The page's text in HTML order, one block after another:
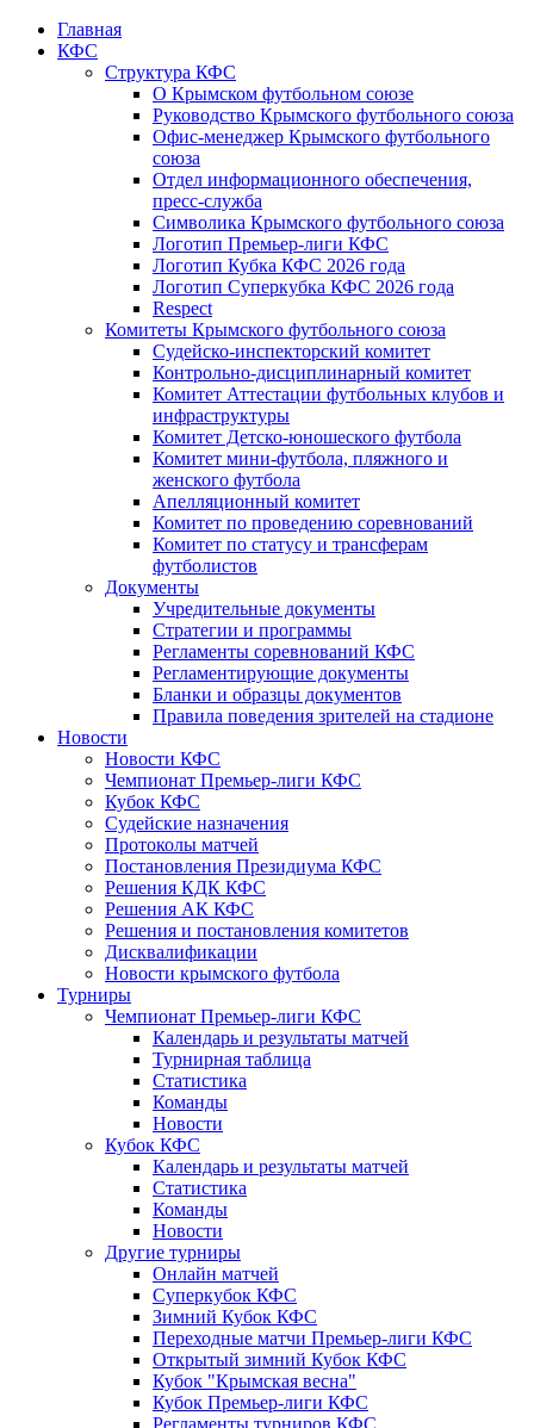
Главная
КФС
Структура КФС
О Крымском футбольном союзе
Руководство Крымского футбольного союза
Офис-менеджер Крымского футбольного
союза
Отдел информационного обеспечения,
пресс-служба
Символика Крымского футбольного союза
Логотип Премьер-лиги КФС
Логотип Кубка КФС 2026 года
Логотип Суперкубка КФС 2026 года
Respect
Комитеты Крымского футбольного союза
Судейско-инспекторский комитет
Контрольно-дисциплинарный комитет
Комитет Аттестации футбольных клубов и
инфраструктуры
Комитет Детско-юношеского футбола
Комитет мини-футбола, пляжного и
женского футбола
Апелляционный комитет
Комитет по проведению соревнований
Комитет по статусу и трансферам
футболистов
Документы
Учредительные документы
Стратегии и программы
Регламенты соревнований КФС
Регламентирующие документы
Бланки и образцы документов
Правила поведения зрителей на стадионе
Новости
Новости КФС
Чемпионат Премьер-лиги КФС
Кубок КФС
Судейские назначения
Протоколы матчей
Постановления Президиума КФС
Решения КДК КФС
Решения АК КФС
Решения и постановления комитетов
Дисквалификации
Новости крымского футбола
Турниры
Чемпионат Премьер-лиги КФС
Календарь и результаты матчей
Турнирная таблица
Статистика
Команды
Новости
Кубок КФС
Календарь и результаты матчей
Статистика
Команды
Новости
Другие турниры
Онлайн матчей
Суперкубок КФС
Зимний Кубок КФС
Переходные матчи Премьер-лиги КФС
Открытый зимний Кубок КФС
Кубок "Крымская весна"
Кубок Премьер-лиги КФС
Регламенты турниров КФС